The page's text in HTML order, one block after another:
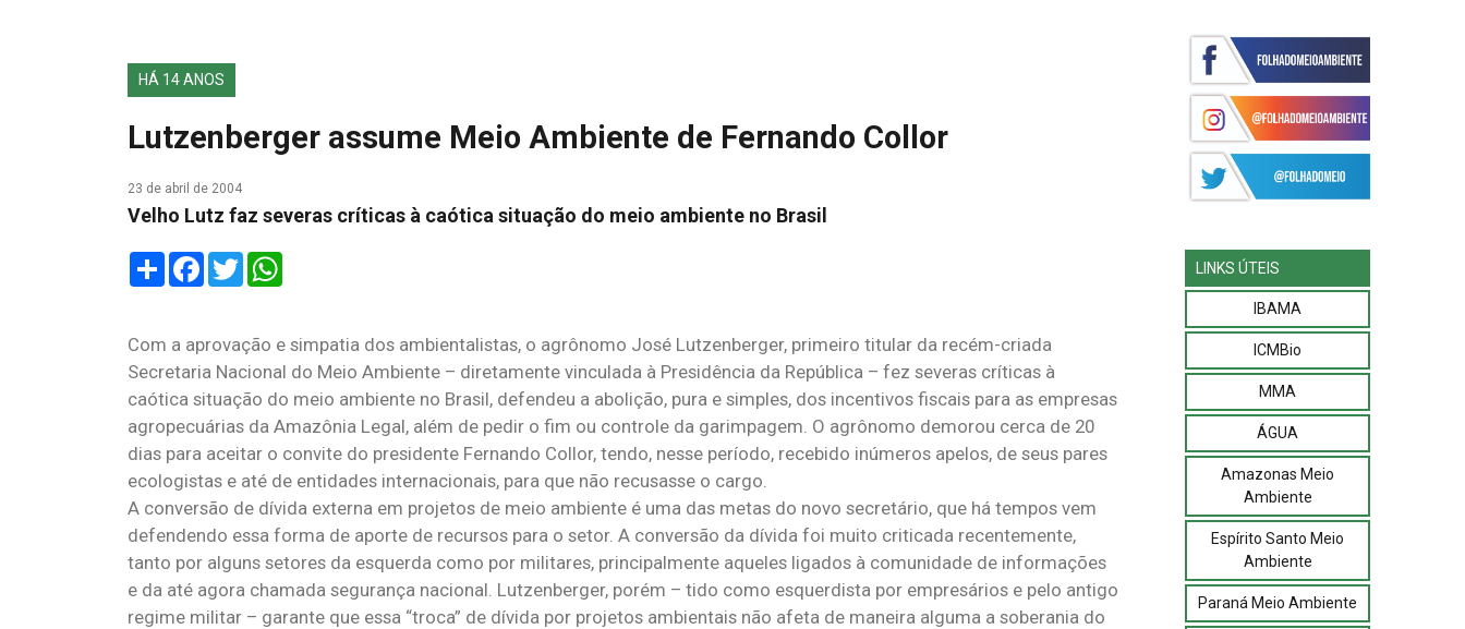
HÁ 14 ANOS
Lutzenberger assume Meio Ambiente de Fernando Collor
23 de abril de 2004
Velho Lutz faz severas críticas à caótica situação do meio ambiente no Brasil
ShareFacebook
Twitter
Com a aprovação e simpatia dos ambientalistas, o agrônomo José Lutzenberger, primeiro titular da recém-criada
Secretaria Nacional do Meio Ambiente – diretamente vinculada à Presidência da República – fez severas críticas à
caótica situação do meio ambiente no Brasil, defendeu a abolição, pura e simples, dos incentivos fiscais para as empresas
agropecuárias da Amazônia Legal, além de pedir o fim ou controle da garimpagem. O agrônomo demorou cerca de 20
dias para aceitar o convite do presidente Fernando Collor, tendo, nesse período, recebido inúmeros apelos, de seus pares
ecologistas e até de entidades internacionais, para que não recusasse o cargo.
A conversão de dívida externa em projetos de meio ambiente é uma das metas do novo secretário, que há tempos vem
defendendo essa forma de aporte de recursos para o setor. A conversão da dívida foi muito criticada recentemente,
tanto por alguns setores da esquerda como por militares, principalmente aqueles ligados à comunidade de informações
e da até agora chamada segurança nacional. Lutzenberger, porém – tido como esquerdista por empresários e pelo antigo
regime militar – garante que essa “troca” de dívida por projetos ambientais não afeta de maneira alguma a soberania do
LINKS ÚTEIS
IBAMA
ICMBio
MMA
ÁGUA
Amazonas Meio
Ambiente
Espírito Santo Meio
Ambiente
Paraná Meio Ambiente